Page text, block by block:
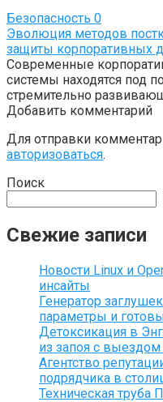
Безопасность 0
Эволюция методов
защиты корпоративных
Современные
системы находятся под
стремительно
Добавить комментарий
Для отправки
авторизоваться.
Поиск
Свежие записи
Новости Linux и
инсайты
Генератор
параметры и
Детоксикация в
из запоя с
Агентство
подрядчика в
Техническая труба